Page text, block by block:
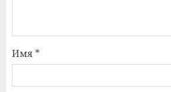
Имя *